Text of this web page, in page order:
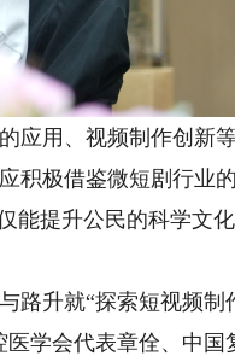
应用、视频制作创新
积极借鉴微短剧行业
能提升公民的科学文
升就“探索短视频制
学会代表章佺、中国